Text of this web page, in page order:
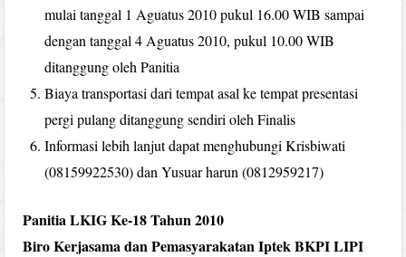
mulai tanggal 1 Aguatus 2010 pukul 16.00 WIB sampai
dengan tanggal 4 Aguatus 2010, pukul 10.00 WIB
ditanggung oleh Panitia
Biaya transportasi dari tempat asal ke tempat presentasi
pergi pulang ditanggung sendiri oleh Finalis
Informasi lebih lanjut dapat menghubungi Krisbiwati
(08159922530) dan Yusuar harun (0812959217)
Panitia LKIG Ke-18 Tahun 2010
Biro Kerjasama dan Pemasyarakatan Iptek BKPI LIPI